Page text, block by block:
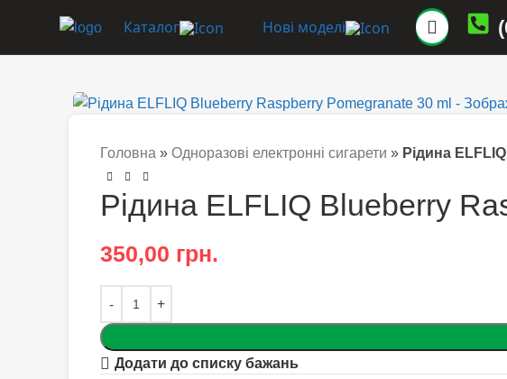
Каталог Нові моделі
Головна » Одноразові електронні сигарети » Рідина
Рідина ELFLIQ Blueberry
350,00 грн.
Додати до списку бажань